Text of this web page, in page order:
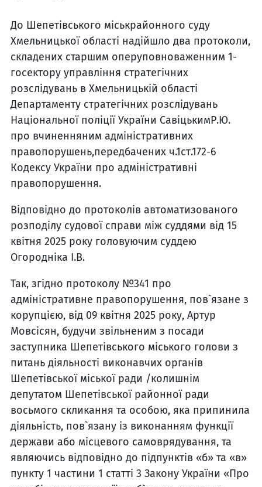
До Шепетівського міськрайонного суду
Хмельницької області надійшло два протоколи,
складених старшим оперуповноваженним 1-
госектору управління стратегічних
розслідувань в Хмельницькій області
Департаменту стратегічних розслідувань
Національної поліції України СавіцькимР.Ю.
про вчиненняним адміністративних
правопорушень,передбачених ч.1ст.172-6
Кодексу України про адміністративні
правопорушення.
Відповідно до протоколів автоматизованого
розподілу судової справи між суддями від 15
квітня 2025 року головуючим суддею
Огородніка І.В.
Так, згідно протоколу №341 про
адміністративне правопорушення, пов`язане з
корупцією, від 09 квітня 2025 року, Артур
Мовсісян, будучи звільненим з посади
заступника Шепетівського міського голови з
питань діяльності виконавчих органів
Шепетівської міської ради /колишнім
депутатом Шепетівської районної ради
восьмого скликання та особою, яка припинила
діяльність, пов`язану із виконанням функції
держави або місцевого самоврядування, та
являючись відповідно до підпунктів «б» та «в»
пункту 1 частини 1 статті 3 Закону України «Про